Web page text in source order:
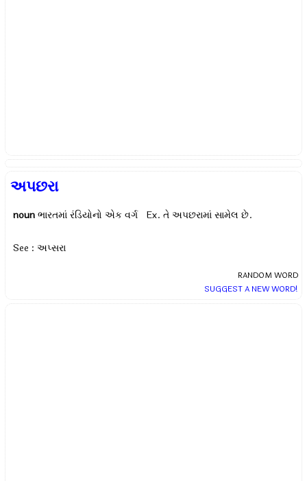
અપછરા
noun ભારતમાં રંડિયોનો એક વર્ગ Ex.તે અપછરામાં સામેલ છે.
See : અપ્સરા
RANDOM WORD
SUGGEST A NEW WORD!